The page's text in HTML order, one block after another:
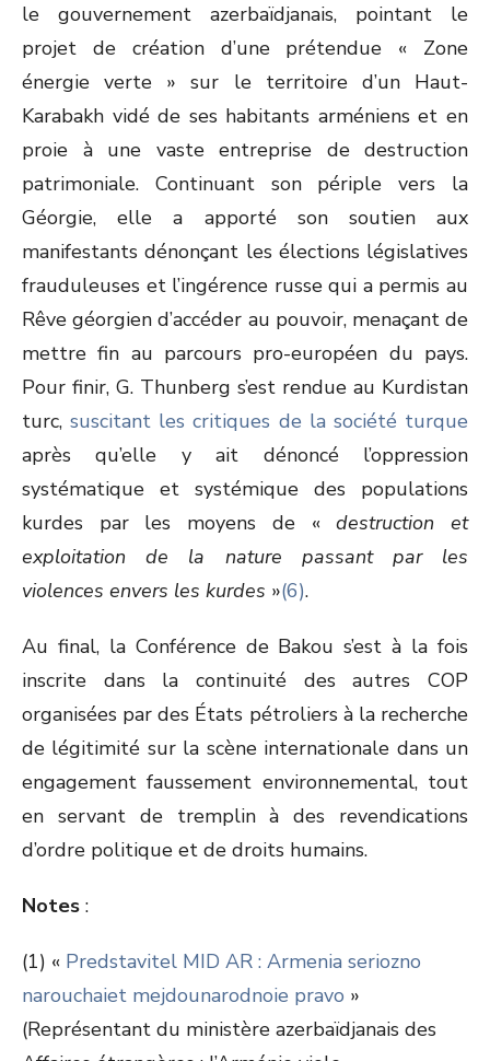
le gouvernement azerbaïdjanais, pointant le
projet de création d’une prétendue « Zone
énergie verte » sur le territoire d’un Haut-
Karabakh vidé de ses habitants arméniens et en
proie à une vaste entreprise de destruction
patrimoniale. Continuant son périple vers la
Géorgie, elle a apporté son soutien aux
manifestants dénonçant les élections législatives
frauduleuses et l’ingérence russe qui a permis au
Rêve géorgien d’accéder au pouvoir, menaçant de
mettre fin au parcours pro-européen du pays.
Pour finir, G. Thunberg s’est rendue au Kurdistan
turc,suscitant les critiques de la société turque
après qu’elle y ait dénoncé l’oppression
systématique et systémique des populations
kurdes par les moyens de «destruction et
exploitation de la nature passant par les
violences envers les kurdes »(6).
Au final, la Conférence de Bakou s’est à la fois
inscrite dans la continuité des autres COP
organisées par des États pétroliers à la recherche
de légitimité sur la scène internationale dans un
engagement faussement environnemental, tout
en servant de tremplin à des revendications
d’ordre politique et de droits humains.
Notes :
(1) « Predstavitel MID AR : Armenia seriozno
narouchaiet mejdounarodnoie pravo »
(Représentant du ministère azerbaïdjanais des